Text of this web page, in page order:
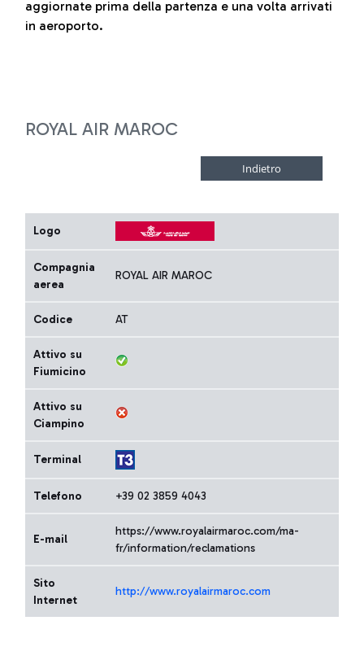
aggiornate prima della partenza e una volta arrivati
in aeroporto.
ROYAL AIR MAROC
Logo
Compagnia
aerea
ROYAL AIR MAROC
Codice AT
Attivo su
Fiumicino
Attivo su
Ciampino
Terminal
Telefono +39 02 3859 4043
E-mail
https://www.royalairmaroc.com/ma-
fr/information/reclamations
Sito
Internet
http://www.royalairmaroc.com